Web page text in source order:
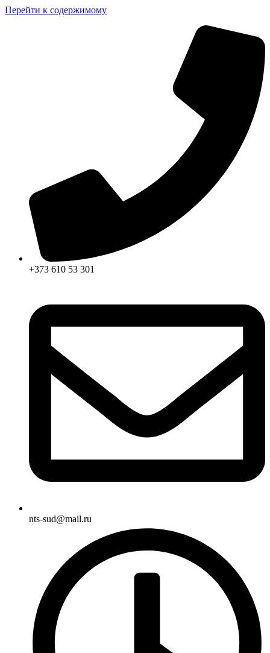
Перейти к содержимому
+373 610 53 301
nts-sud@mail.ru